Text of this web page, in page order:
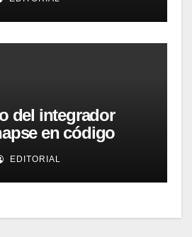
del integrador
en código
Suite de servicios
Apache
EDITORIAL